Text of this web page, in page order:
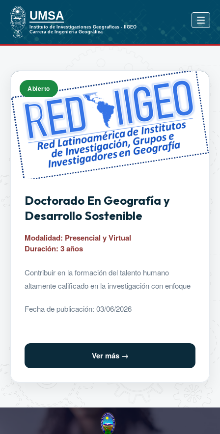
Abierto
Doctorado En Geografía y
Desarrollo Sostenible
Modalidad: Presencial y Virtual
Duración: 3 años
Contribuir en la formación del talento humano
altamente calificado en la investigación con enfoque
profundizando en sus aportes para beneficio de la
actuales de la diferentes escalas de trabajo.
Fecha de publicación: 03/06/2026
Ver más →